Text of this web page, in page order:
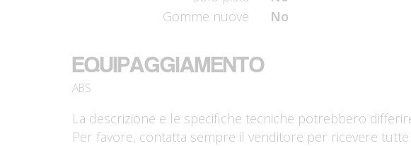
Gomme nuove
No
EQUIPAGGIAMENTO
ABS
La descrizione e le specifiche tecniche potrebbero
Per favore, contatta sempre il venditore per ricevere